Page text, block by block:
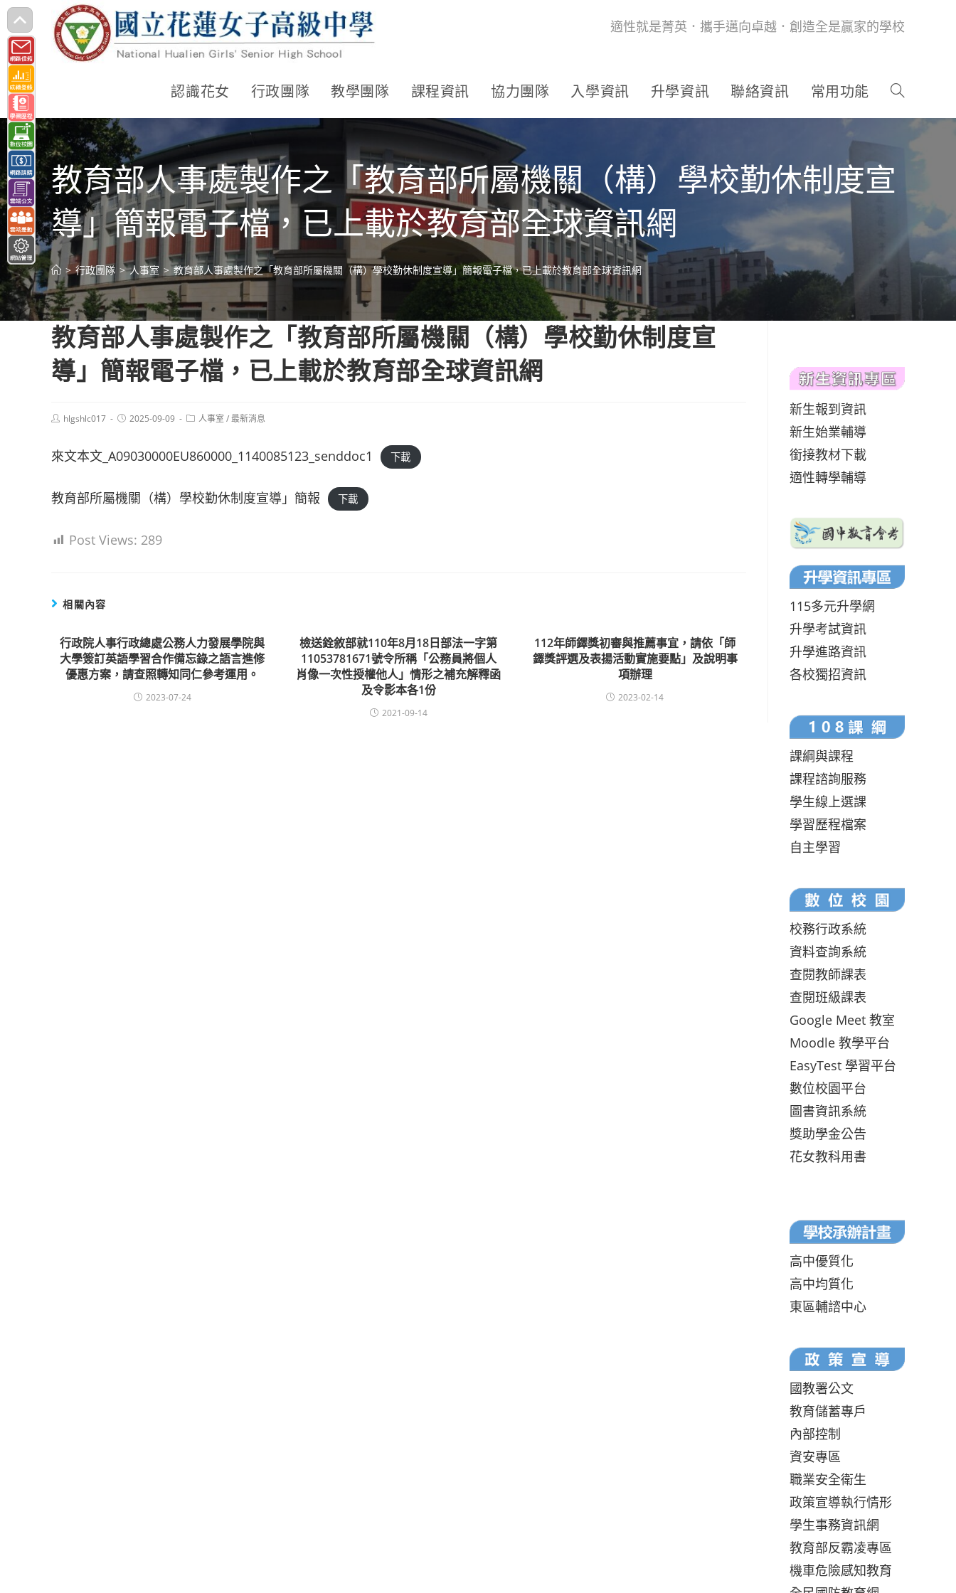
跳
轉
至
主
要
內
容
適性就是菁英．攜手邁向卓越．創造全是贏家的學校
認識花女 行政團隊 教學團隊 課程資訊 協力團隊 入學資訊 升學資訊 聯絡資訊 常用功能
教育部人事處製作之「教育部所屬機關（構）學校勤休制度宣
導」簡報電子檔，已上載於教育部全球資訊網
> 行政團隊 > 人事室 > 教育部人事處製作之「教育部所屬機關（構）學校勤休制度宣導」簡報電子檔，已上載於教育部全球資訊網
教育部人事處製作之「教育部所屬機關（構）學校勤休制度宣
導」簡報電子檔，已上載於教育部全球資訊網
Posthlgshlc017
Post2025-09-09
Post人事室 /最新消息
來文本文_A09030000EU860000_1140085123_senddoc1 下載
教育部所屬機關（構）學校勤休制度宣導」簡報 下載
Post Views: 289
相關內容
行政院人事行政總處公務人力發展學院與
大學簽訂英語學習合作備忘錄之語言進修
優惠方案，請查照轉知同仁參考運用。
2023-07-24
檢送銓敘部就110年8月18日部法一字第
11053781671號令所稱「公務員將個人
肖像一次性授權他人」情形之補充解釋函
及令影本各1份
2021-09-14
112年師鐸獎初審與推薦事宜，請依「師
鐸獎評選及表揚活動實施要點」及說明事
項辦理
2023-02-14
新生報到資訊
新生始業輔導
銜接教材下載
適性轉學輔導
115多元升學網
升學考試資訊
升學進路資訊
各校獨招資訊
課綱與課程
課程諮詢服務
學生線上選課
學習歷程檔案
自主學習
校務行政系統
資料查詢系統
查閱教師課表
查閱班級課表
Google Meet 教室
Moodle 教學平台
EasyTest 學習平台
數位校園平台
圖書資訊系統
獎助學金公告
花女教科用書
高中優質化
高中均質化
東區輔諮中心
國教署公文
教育儲蓄專戶
內部控制
資安專區
職業安全衛生
政策宣導執行情形
學生事務資訊網
教育部反霸凌專區
機車危險感知教育